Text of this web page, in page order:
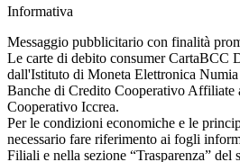
Informativa
Messaggio pubblicitario con finalità
Le carte di debito consumer CartaBCC
dall'Istituto di Moneta Elettronica
Banche di Credito Cooperativo Affiliate
Cooperativo Iccrea.
Per le condizioni economiche e le
necessario fare riferimento ai fogli
Filiali e nella sezione “Trasparenza” del